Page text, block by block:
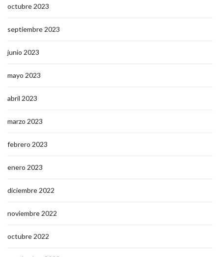
octubre 2023
septiembre 2023
junio 2023
mayo 2023
abril 2023
marzo 2023
febrero 2023
enero 2023
diciembre 2022
noviembre 2022
octubre 2022